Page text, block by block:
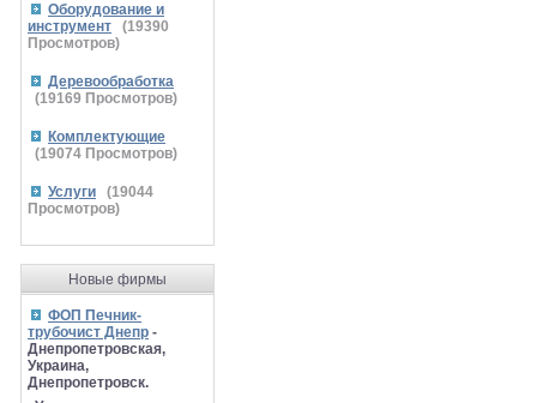
Оборудование и
инструмент
(19390
Просмотров)
Деревообработка
(19169 Просмотров)
Комплектующие
(19074 Просмотров)
Услуги (19044
Просмотров)
Новые фирмы
ФОП Печник-
трубочист Днепр -
Днепропетровская,
Украина,
Днепропетровск.